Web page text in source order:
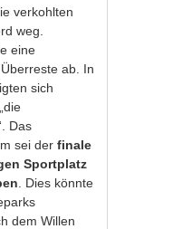
verkohlten
weg.
eine
ab. In
sich
Das
sei der finale
Sportplatz
. Dies könnte
dem Willen